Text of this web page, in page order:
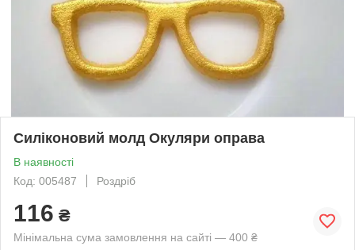
Силіконовий молд Окуляри оправа
В наявності
Код: 005487
Роздріб
116 ₴
Мінімальна сума замовлення на сайті — 400 ₴